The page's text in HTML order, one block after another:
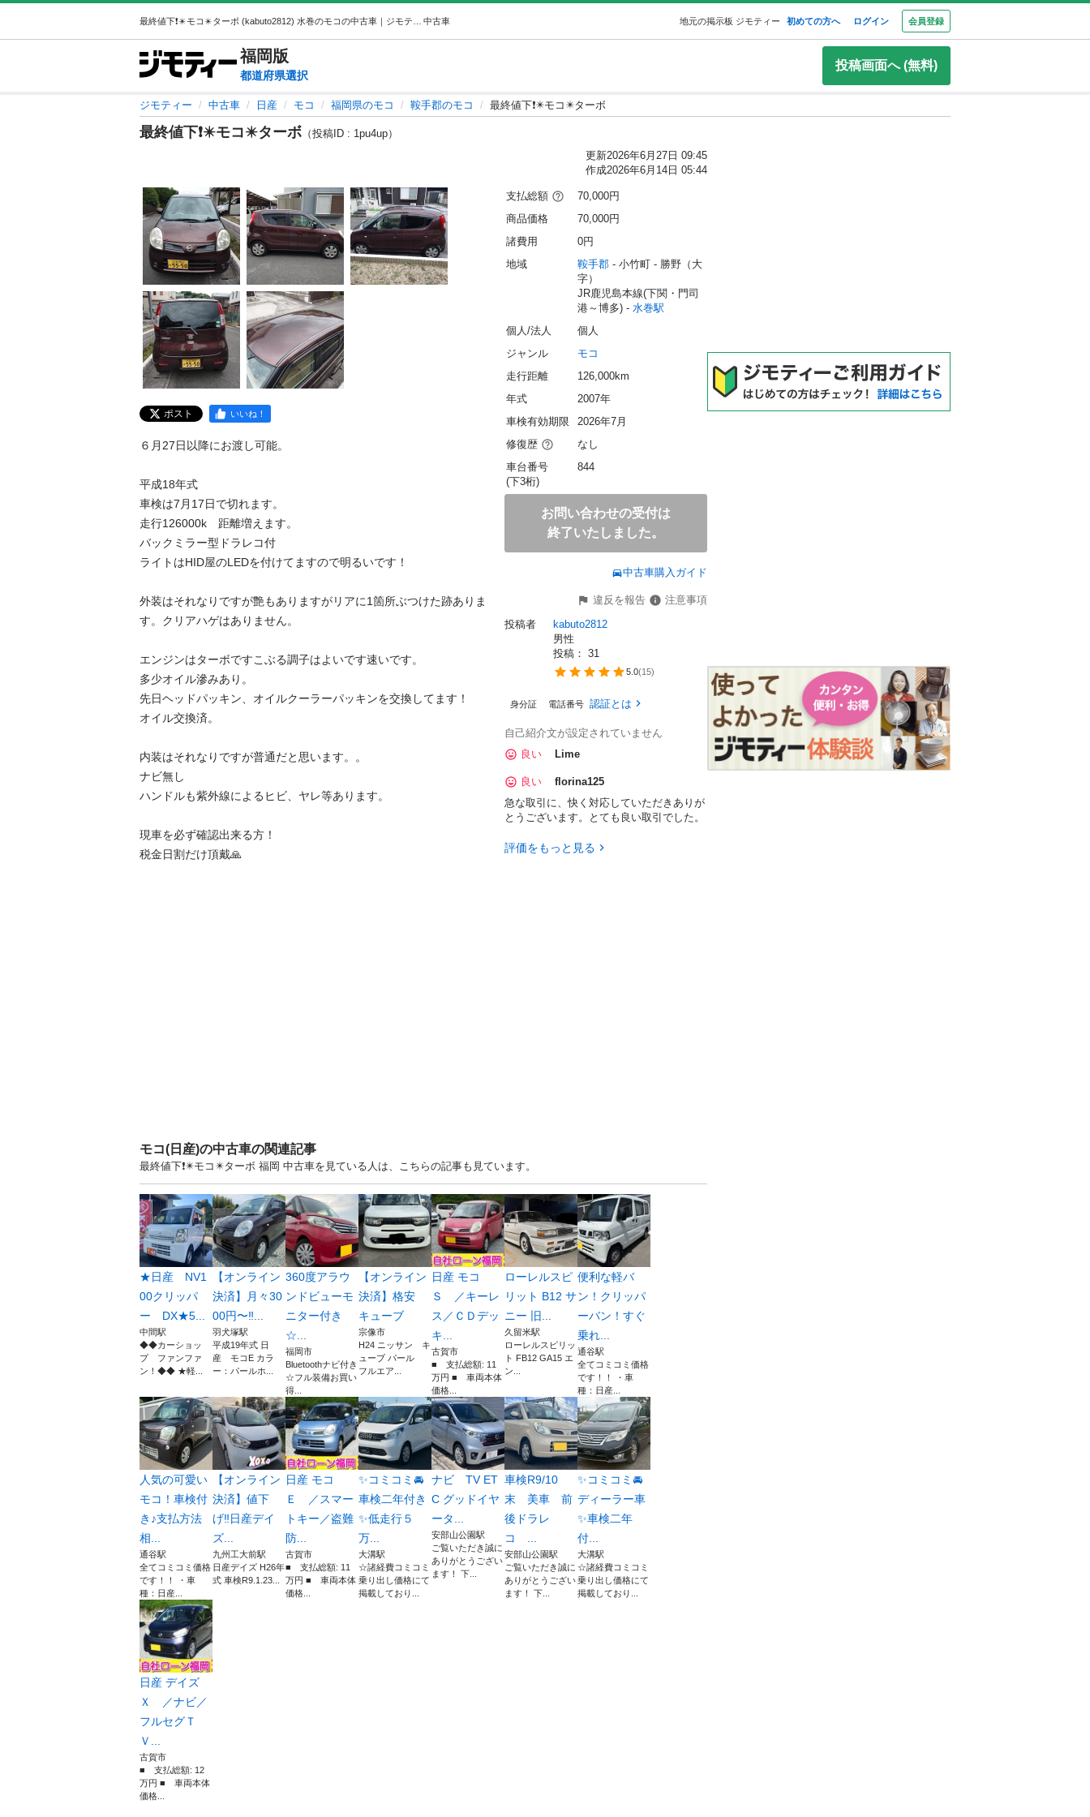
中古車 地元の掲示板 ジモティー 初めての方へ ログイン 会員登録
福岡版
都道府県選択
投稿画面へ (無料)
ジモティー 中古車 日産 モコ 福岡県のモコ 鞍手郡のモコ 最終値下❗️✴️モコ✴️ターボ
最終値下❗️✴️モコ✴️ターボ （投稿ID : 1pu4up）
更新2026年6月27日 09:45
作成2026年6月14日 05:44
ポスト いいね！
６月27日以降にお渡し可能。
平成18年式
車検は7月17日で切れます。
走行126000k　距離増えます。
バックミラー型ドラレコ付
ライトはHID屋のLEDを付けてますので明るいです！
外装はそれなりですが艶もありますがリアに1箇所ぶつけた跡ありま
す。クリアハゲはありません。
エンジンはターボですこぶる調子はよいです速いです。
多少オイル滲みあり。
先日ヘッドパッキン、オイルクーラーパッキンを交換してます！
オイル交換済。
内装はそれなりですが普通だと思います。。
ナビ無し
ハンドルも紫外線によるヒビ、ヤレ等あります。
現車を必ず確認出来る方！
支払総額
70,000円
商品価格
70,000円
諸費用
0円
地域
鞍手郡 - 小竹町 - 勝野（大
字）
JR鹿児島本線(下関・門司
港～博多) - 水巻駅
個人/法人
個人
ジャンル
モコ
走行距離
126,000km
年式
2007年
車検有効期限
2026年7月
修復歴
なし
車台番号
(下3桁)
844
お問い合わせの受付は
終了いたしました。
中古車購入ガイド
違反を報告
注意事項
投稿者
kabuto2812
男性
投稿： 31
5.0(15)
身分証 電話番号 認証とは
自己紹介文が設定されていません
良い
Lime
良い
florina125
急な取引に、快く対応していただきありが
とうございます。とても良い取引でした。
評価をもっと見る
モコ(日産)の中古車の関連記事
最終値下❗️✴️モコ✴️ターボ 福岡 中古車を見ている人は、こちらの記事も見ています。
★日産 NV1
00クリッパ
ー DX★5...
中間駅
◆◆カーショッ
プ ファンファ
ン！◆◆ ★軽...
【オンライン
決済】月々30
00円〜‼️...
羽犬塚駅
平成19年式 日
産 モコE カラ
ー：パールホ...
360度アラウ
ンドビューモ
ニター付き
☆...
福岡市
Bluetoothナビ付き
☆フル装備お買い
得...
【オンライン
決済】格安
キューブ
宗像市
H24 ニッサン キ
ューブ パール
フルエア...
日産 モコ
Ｓ ／キーレ
ス／ＣＤデッ
キ...
古賀市
■ 支払総額: 11
万円 ■ 車両本体
価格...
ローレルスピ
リット B12 サ
ニー 旧...
久留米駅
ローレルスピリッ
ト FB12 GA15 エ
ン...
便利な軽バ
ン！クリッパ
ーバン！すぐ
乗れ...
通谷駅
全てコミコミ価格
です！！ ・車
種：日産...
人気の可愛い
モコ！車検付
き♪支払方法
相...
通谷駅
全てコミコミ価格
です！！ ・車
種：日産...
【オンライン
決済】値下
げ‼️日産デイ
ズ...
九州工大前駅
日産デイズ H26年
式 車検R9.1.23...
日産 モコ
Ｅ ／スマー
トキー／盗難
防...
古賀市
■ 支払総額: 11
万円 ■ 車両本体
価格...
✨コミコミ🚘
車検二年付き
✨低走行５
万...
大溝駅
☆諸経費コミコミ
乗り出し価格にて
掲載しており...
ナビ TV ET
C グッドイヤ
ータ...
安部山公園駅
ご覧いただき誠に
ありがとうござい
ます！ 下...
車検R9/10
末 美車 前
後ドラレ
コ ...
安部山公園駅
ご覧いただき誠に
ありがとうござい
ます！ 下...
✨コミコミ🚘
ディーラー車
✨車検二年
付...
大溝駅
☆諸経費コミコミ
乗り出し価格にて
掲載しており...
日産 デイズ
Ｘ ／ナビ／
フルセグＴ
Ｖ...
古賀市
■ 支払総額: 12
万円 ■ 車両本体
価格...